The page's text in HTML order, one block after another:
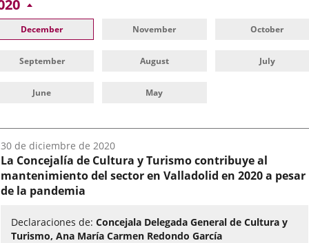
December November October
September August July
June May
Fecha
del
audio:
30 de diciembre de 2020
La Concejalía de Cultura y Turismo contribuye al
mantenimiento del sector en Valladolid en 2020 a pesar
de la pandemia
Declaraciones de: Concejala Delegada General de Cultura y
Turismo, Ana María Carmen Redondo García